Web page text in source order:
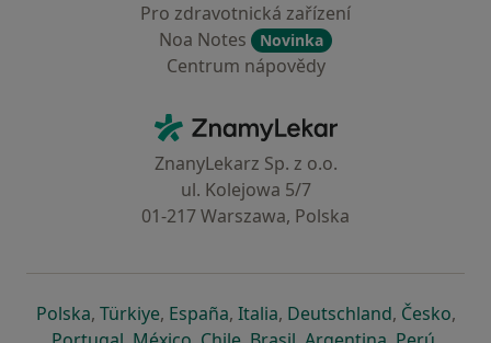
Pro zdravotnická zařízení
Noa Notes
Novinka
Centrum nápovědy
ZnamyLekar - Hlavní stránka
ZnanyLekarz Sp. z o.o.
ul. Kolejowa 5/7
01-217 Warszawa, Polska
Polskase otevře v nové záložce
, Türkiyese otevře v nové záložce
, Españase otevře v nové záložce
, Italiase otevře v nové záložce
, Deutschlandse otevře v
, Českose
,